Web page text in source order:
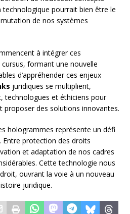
pourrait bien être le
de nos systèmes
à intégrer ces
formant une nouvelle
d’appréhender ces enjeux
juridiques se multiplient,
technologues et éthiciens pour
proposer des solutions innovantes.
hologrammes représente un défi
protection des droits
et adaptation de nos cadres
Cette technologie nous
ouvrant la voie à un nouveau
juridique.